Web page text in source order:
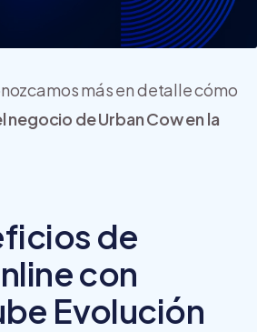
más en detalle cómo
negocio de Urban Cow en la
de
con
Evolución